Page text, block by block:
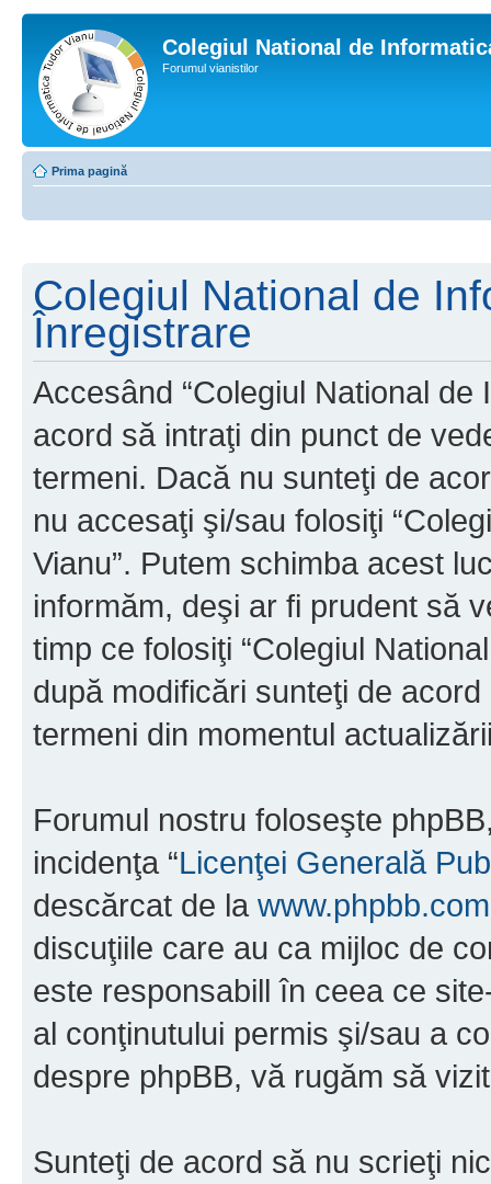
Colegiul National de
Forumul vianistilor
Prima pagină
Colegiul National de
Înregistrare
Accesând “Colegiul National de
acord să intraţi din punct de
termeni. Dacă nu sunteţi de
nu accesaţi şi/sau folosiţi
Vianu”. Putem schimba acest
informăm, deşi ar fi prudent să
timp ce folosiţi “Colegiul
după modificări sunteţi de
termeni din momentul
Forumul nostru foloseşte
incidenţa “Licenţei Generală
descărcat de la www.phpbb.com
discuţiile care au ca mijloc de
este responsabill în ceea ce
al conţinutului permis şi/sau a
despre phpBB, vă rugăm să
Sunteţi de acord să nu scrieţi